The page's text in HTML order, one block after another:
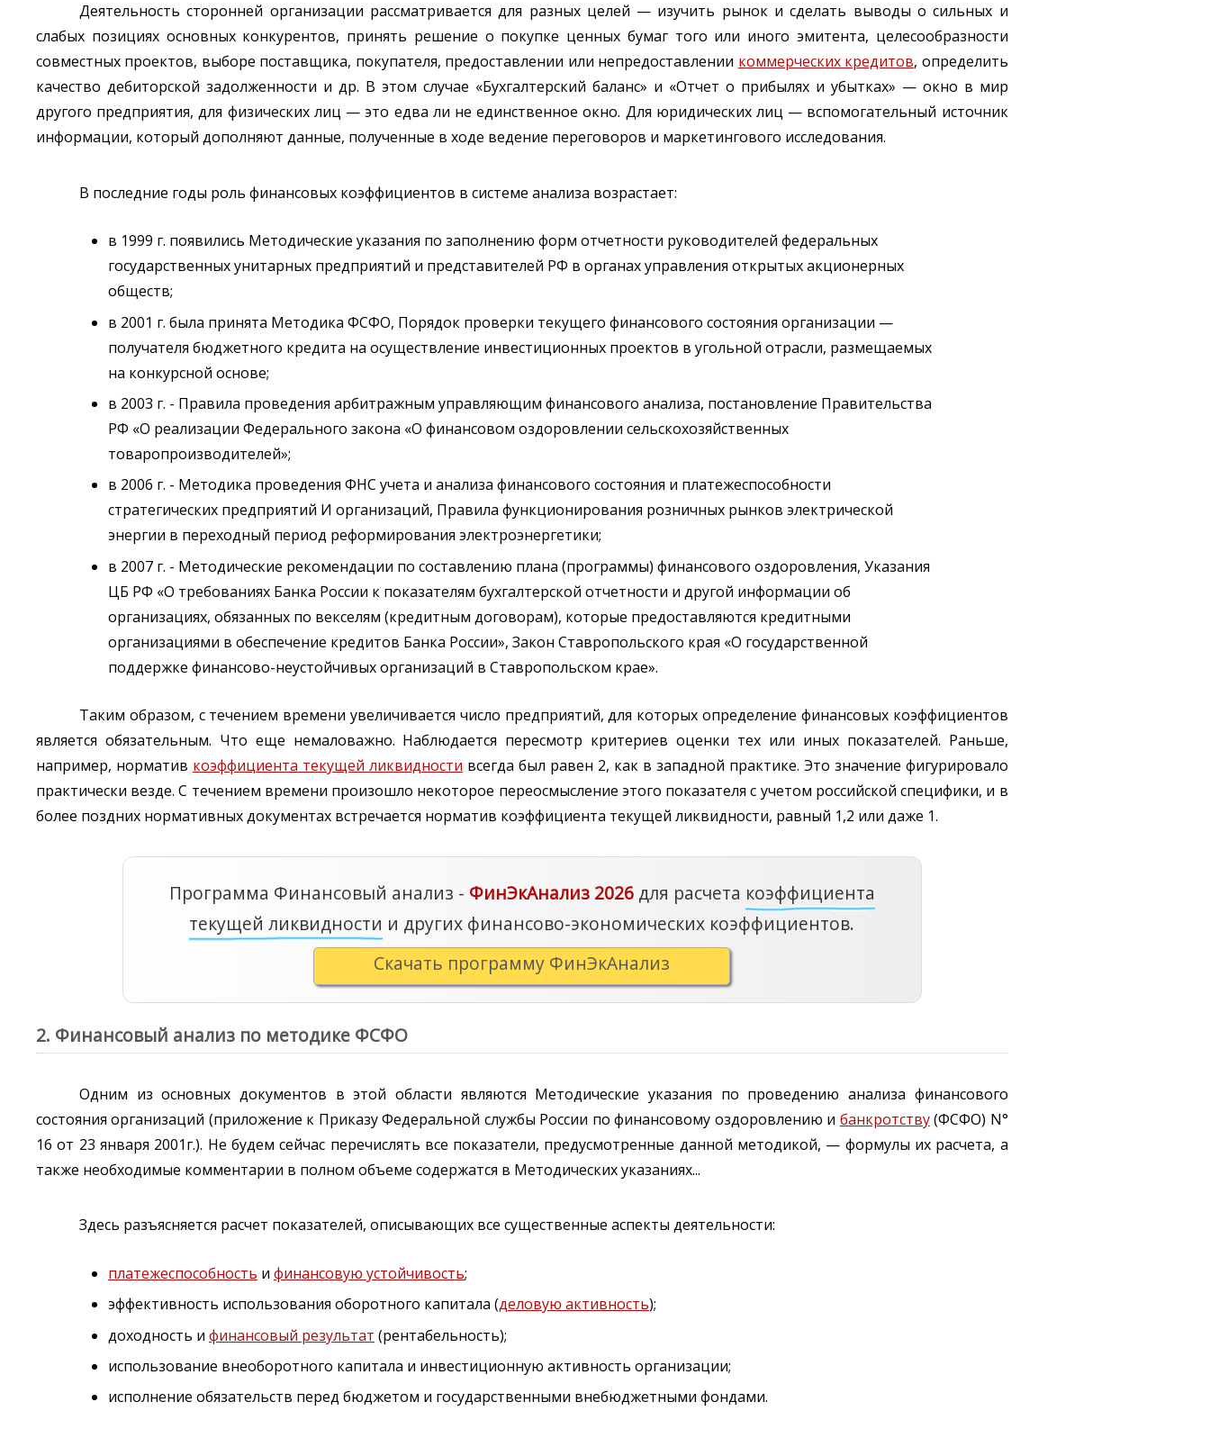
Деятельность сторонней организации рассматривается для разных целей — изучить рынок и сделать выводы о сильных и
слабых позициях основных конкурентов, принять решение о покупке ценных бумаг того или иного эмитента, целесообразности
совместных проектов, выборе поставщика, покупателя, предоставлении или непредоставлении коммерческих кредитов, определить
качество дебиторской задолженности и др. В этом случае «Бухгалтерский баланс» и «Отчет о прибылях и убытках» — окно в мир
другого предприятия, для физических лиц — это едва ли не единственное окно. Для юридических лиц — вспомогательный источник
информации, который дополняют данные, полученные в ходе ведение переговоров и маркетингового исследования.
В последние годы роль финансовых коэффициентов в системе анализа возрастает:
в 1999 г. появились Методические указания по заполнению форм отчетности руководителей федеральных
государственных унитарных предприятий и представителей РФ в органах управления открытых акционерных
обществ;
в 2001 г. была принята Методика ФСФО, Порядок проверки текущего финансового состояния организации —
получателя бюджетного кредита на осуществление инвестиционных проектов в угольной отрасли, размещаемых
на конкурсной основе;
в 2003 г. - Правила проведения арбитражным управляющим финансового анализа, постановление Правительства
РФ «О реализации Федерального закона «О финансовом оздоровлении сельскохозяйственных
товаропроизводителей»;
в 2006 г. - Методика проведения ФНС учета и анализа финансового состояния и платежеспособности
стратегических предприятий И организаций, Правила функционирования розничных рынков электрической
энергии в переходный период реформирования электроэнергетики;
в 2007 г. - Методические рекомендации по составлению плана (программы) финансового оздоровления, Указания
ЦБ РФ «О требованиях Банка России к показателям бухгалтерской отчетности и другой информации об
организациях, обязанных по векселям (кредитным договорам), которые предоставляются кредитными
организациями в обеспечение кредитов Банка России», Закон Ставропольского края «О государственной
поддержке финансово-неустойчивых организаций в Ставропольском крае».
Таким образом, с течением времени увеличивается число предприятий, для которых определение финансовых коэффициентов
является обязательным. Что еще немаловажно. Наблюдается пересмотр критериев оценки тех или иных показателей. Раньше,
например, норматив коэффициента текущей ликвидности всегда был равен 2, как в западной практике. Это значение фигурировало
практически везде. С течением времени произошло некоторое переосмысление этого показателя с учетом российской специфики, и в
более поздних нормативных документах встречается норматив коэффициента текущей ликвидности, равный 1,2 или даже 1.
Программа Финансовый анализ - ФинЭкАнализ 2026для расчета коэффициента
текущей ликвидности и других финансово-экономических коэффициентов.
Скачать программу ФинЭкАнализ
2. Финансовый анализ по методике ФСФО
Одним из основных документов в этой области являются Методические указания по проведению анализа финансового
состояния организаций (приложение к Приказу Федеральной службы России по финансовому оздоровлению и банкротству(ФСФО) N°
16 от 23 января 2001г.). Не будем сейчас перечислять все показатели, предусмотренные данной методикой, — формулы их расчета, а
также необходимые комментарии в полном объеме содержатся в Методических указаниях...
Здесь разъясняется расчет показателей, описывающих все существенные аспекты деятельности:
платежеспособность и финансовую устойчивость;
эффективность использования оборотного капитала (деловую активность);
доходность и финансовый результат (рентабельность);
использование внеоборотного капитала и инвестиционную активность организации;
исполнение обязательств перед бюджетом и государственными внебюджетными фондами.